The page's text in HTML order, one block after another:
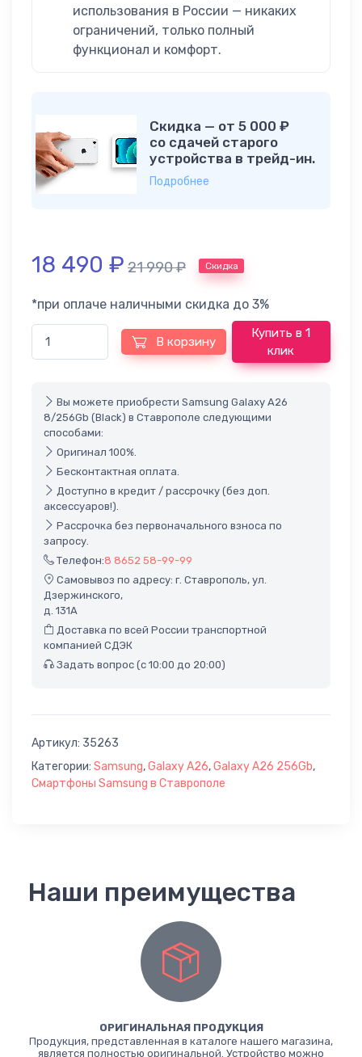
использования в России — никаких
ограничений, только полный
функционал и комфорт.
Скидка — от 5 000 ₽
со сдачей старого
устройства в трейд-ин.
Подробнее
18 490 ₽ 21 990₽ Скидка
*при оплаче наличными скидка до 3%
В корзину
Купить в 1
клик
Вы можете приобрести Samsung Galaxy A26
8/256Gb (Black) в Ставрополе следующими
способами:
Оригинал 100%.
Бесконтактная оплата.
Доступно в кредит / рассрочку (без доп.
аксессуаров!).
Рассрочка без первоначального взноса по
запросу.
Телефон:8 8652 58-99-99
Самовывоз по адресу: г. Ставрополь, ул.
Дзержинского,
д. 131А
Доставка по всей России транспортной
компанией СДЭК
Задать вопрос (с 10:00 до 20:00)
Артикул: 35263
Категории: Samsung,Galaxy A26,Galaxy A26 256Gb,
Смартфоны Samsung в Ставрополе
Наши преимущества
ОРИГИНАЛЬНАЯ ПРОДУКЦИЯ
Продукция, представленная в каталоге нашего магазина,
является полностью оригинальной. Устройство можно